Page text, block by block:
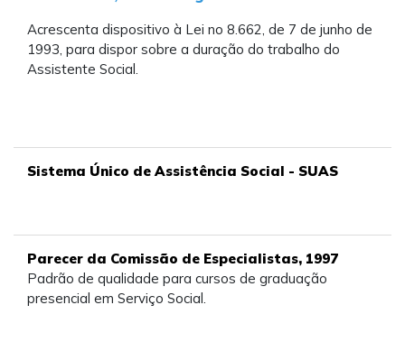
Acrescenta dispositivo à Lei no 8.662, de 7 de junho de
1993, para dispor sobre a duração do trabalho do
Assistente Social.
Sistema Único de Assistência Social - SUAS
Parecer da Comissão de Especialistas, 1997
Padrão de qualidade para cursos de graduação
presencial em Serviço Social.